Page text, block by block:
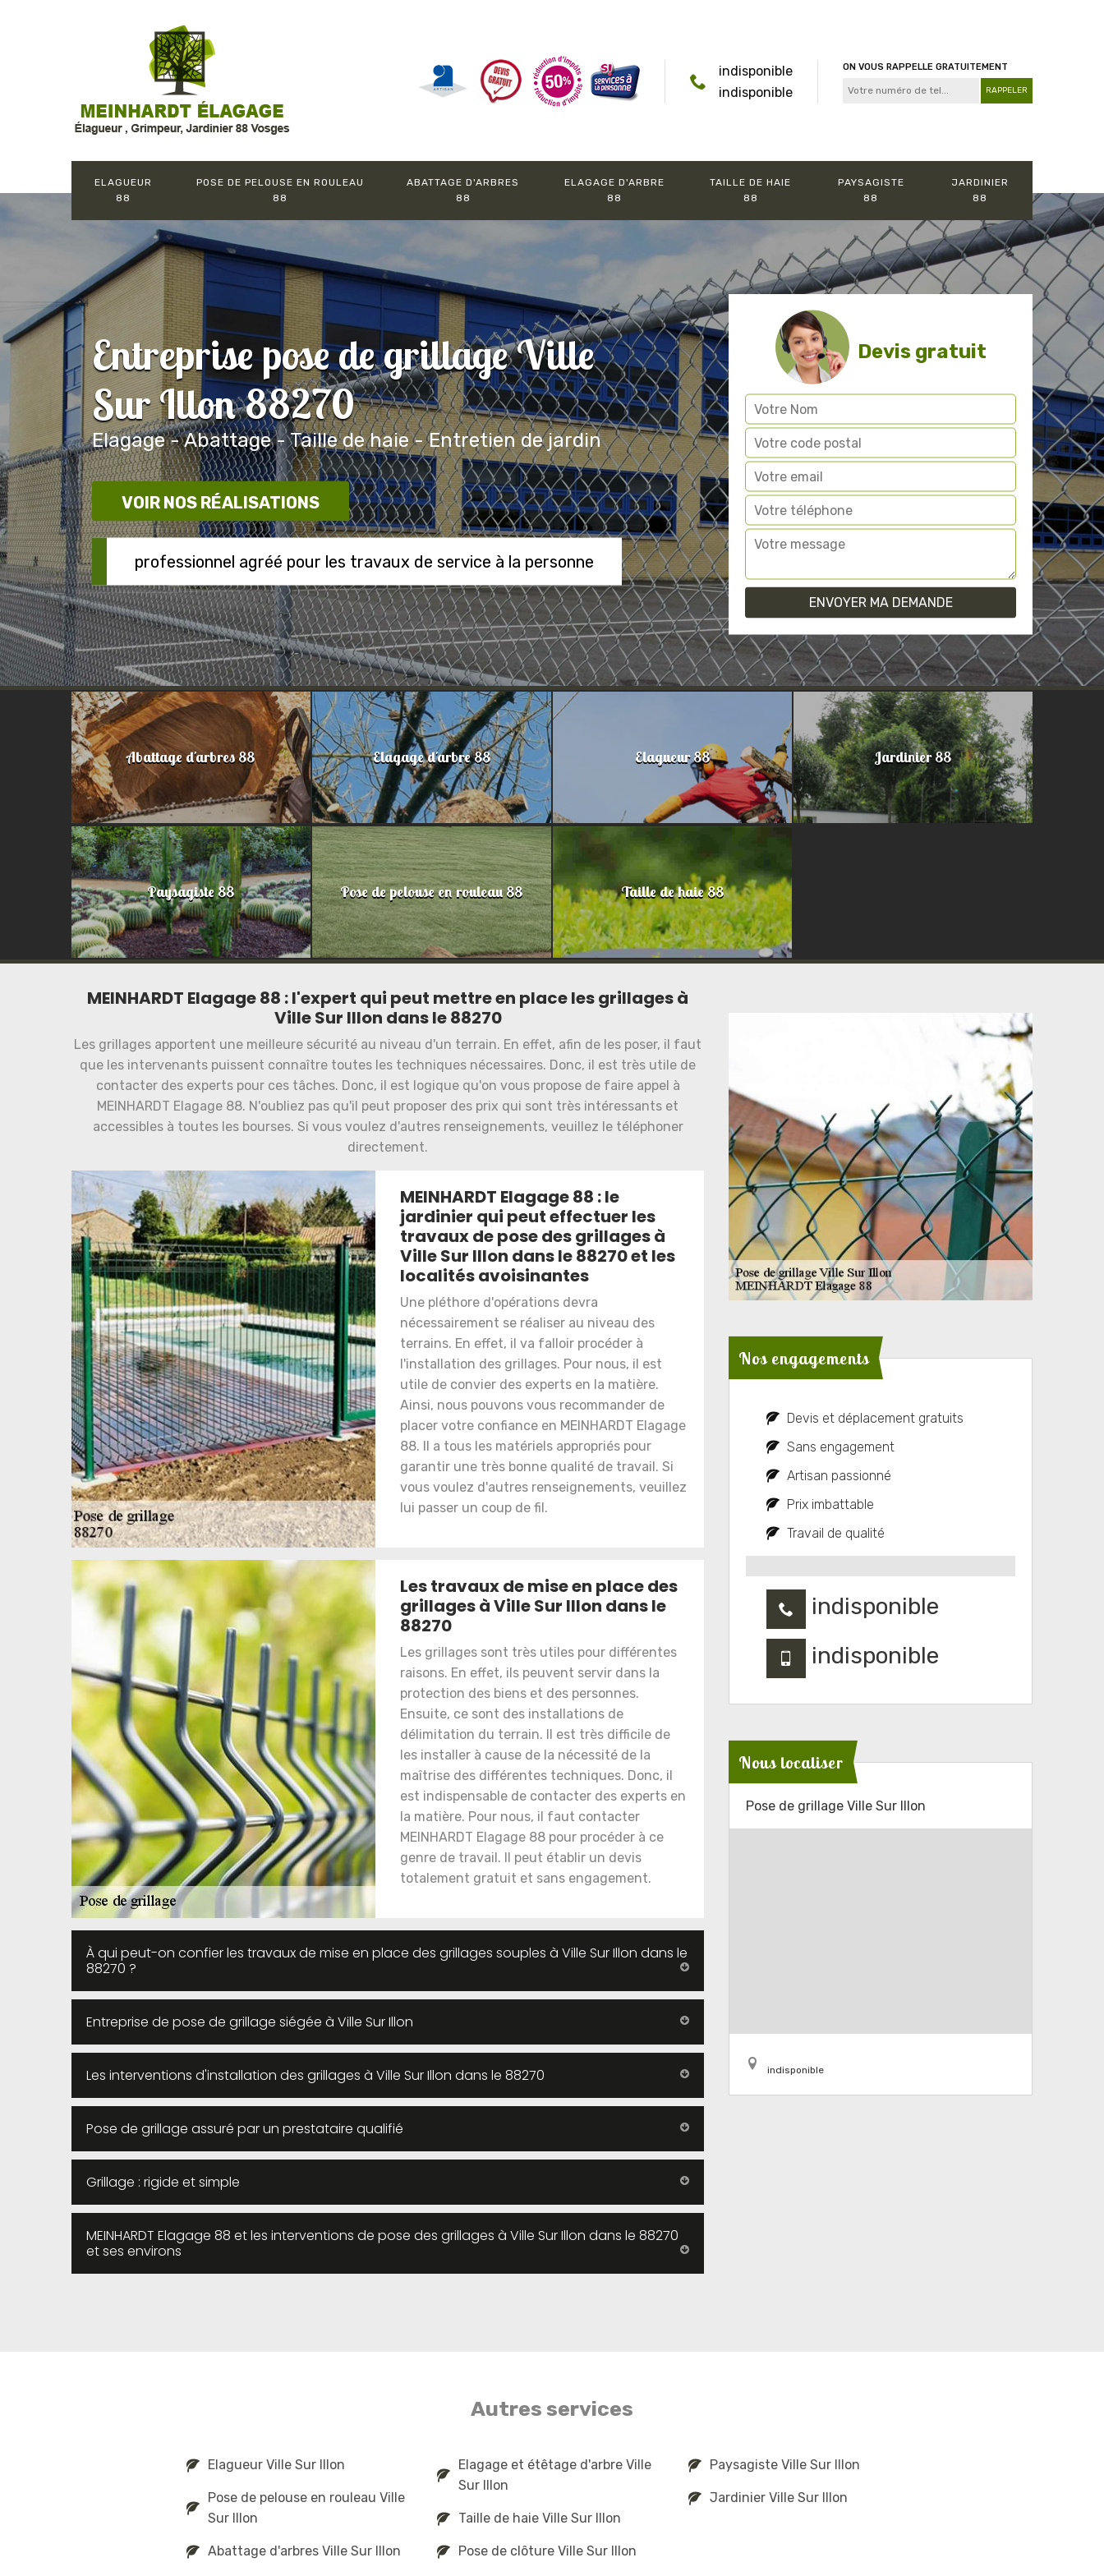
indisponible
indisponible
ON VOUS RAPPELLE GRATUITEMENT
ELAGUEUR
88
POSE DE PELOUSE EN ROULEAU
88
ABATTAGE D'ARBRES
88
ELAGAGE D'ARBRE
88
TAILLE DE HAIE
88
PAYSAGISTE
88
JARDINIER
88
Entreprise pose de grillage Ville
Sur Illon 88270
Elagage - Abattage - Taille de haie - Entretien de jardin
VOIR NOS RÉALISATIONS
professionnel agréé pour les travaux de service à la personne
Devis gratuit
Abattage d'arbres 88 Elagage d'arbre 88 Elagueur 88 Jardinier 88
Paysagiste 88 Pose de pelouse en rouleau 88 Taille de haie 88
MEINHARDT Elagage 88 : l'expert qui peut mettre en place les grillages à
Ville Sur Illon dans le 88270
Les grillages apportent une meilleure sécurité au niveau d'un terrain. En effet, afin de les poser, il faut
que les intervenants puissent connaître toutes les techniques nécessaires. Donc, il est très utile de
contacter des experts pour ces tâches. Donc, il est logique qu'on vous propose de faire appel à
MEINHARDT Elagage 88. N'oubliez pas qu'il peut proposer des prix qui sont très intéressants et
accessibles à toutes les bourses. Si vous voulez d'autres renseignements, veuillez le téléphoner
directement.
MEINHARDT Elagage 88 : le
jardinier qui peut effectuer les
travaux de pose des grillages à
Ville Sur Illon dans le 88270 et les
localités avoisinantes
Une pléthore d'opérations devra
nécessairement se réaliser au niveau des
terrains. En effet, il va falloir procéder à
l'installation des grillages. Pour nous, il est
utile de convier des experts en la matière.
Ainsi, nous pouvons vous recommander de
placer votre confiance en MEINHARDT Elagage
88. Il a tous les matériels appropriés pour
garantir une très bonne qualité de travail. Si
vous voulez d'autres renseignements, veuillez
lui passer un coup de fil.
Les travaux de mise en place des
grillages à Ville Sur Illon dans le
88270
Les grillages sont très utiles pour différentes
raisons. En effet, ils peuvent servir dans la
protection des biens et des personnes.
Ensuite, ce sont des installations de
délimitation du terrain. Il est très difficile de
les installer à cause de la nécessité de la
maîtrise des différentes techniques. Donc, il
est indispensable de contacter des experts en
la matière. Pour nous, il faut contacter
MEINHARDT Elagage 88 pour procéder à ce
genre de travail. Il peut établir un devis
totalement gratuit et sans engagement.
À qui peut-on confier les travaux de mise en place des grillages souples à Ville Sur Illon dans le
88270 ?
Entreprise de pose de grillage siégée à Ville Sur Illon
Les interventions d'installation des grillages à Ville Sur Illon dans le 88270
Pose de grillage assuré par un prestataire qualifié
Grillage : rigide et simple
MEINHARDT Elagage 88 et les interventions de pose des grillages à Ville Sur Illon dans le 88270
et ses environs
Nos engagements
Devis et déplacement gratuits
Sans engagement
Artisan passionné
Prix imbattable
Travail de qualité
indisponible
indisponible
Nous localiser
Pose de grillage Ville Sur Illon
indisponible
Autres services
Elagueur Ville Sur Illon
Pose de pelouse en rouleau Ville
Sur Illon
Abattage d'arbres Ville Sur Illon
Elagage et étêtage d'arbre Ville
Sur Illon
Taille de haie Ville Sur Illon
Pose de clôture Ville Sur Illon
Paysagiste Ville Sur Illon
Jardinier Ville Sur Illon